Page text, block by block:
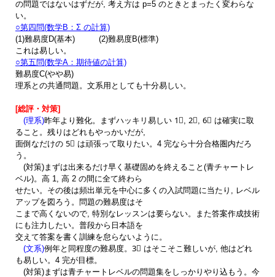
の問題ではないはずだが, 考え方は p=5 のときとまったく変わらな
い。
○第四問(数学B：Σ の計算)
(1)難易度D(基本) (2)難易度B(標準)
これは易しい。
○第五問(数学A：期待値の計算)
難易度C(やや易)
理系との共通問題。文系用としても十分易しい。
[総評・対策]
(理系)昨年より難化。まずハッキリ易しい 1⃣, 2⃣, 6⃣ は確実に取
ること。残りはどれもやっかいだが,
面倒なだけの 5⃣ は頑張って取りたい。4 完なら十分合格圏内だろ
う。
(対策)まずは出来るだけ早く基礎固めを終えること(青チャートレ
ベル)。高 1, 高 2 の間に全て終わら
せたい。その後は頻出単元を中心に多くの入試問題に当たり, レベル
アップを図ろう。問題の難易度はそ
こまで高くないので, 特別なレッスンは要らない。また答案作成技術
にも注力したい。普段から日本語を
交えて答案を書く訓練を怠らないように。
(文系)例年と同程度の難易度。3⃣ はそこそこ難しいが, 他はどれ
も易しい。4 完が目標。
(対策)まずは青チャートレベルの問題集をしっかりやり込もう。今